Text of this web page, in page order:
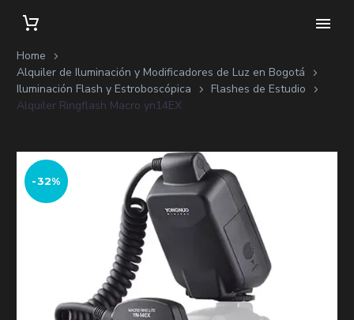
Home
Alquiler de Iluminación y Modificadores de Luz en Bogotá
Iluminación Flash y Estroboscópica
Flashes de Estudio
Alquiler Ringflash Macro yn14EX
-32%